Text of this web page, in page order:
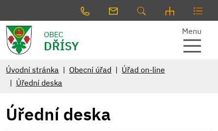
OBEC
DŘÍSY
Menu
Úvodní stránka Obecní úřad
Úřad on-line
Úřední deska
Úřední deska